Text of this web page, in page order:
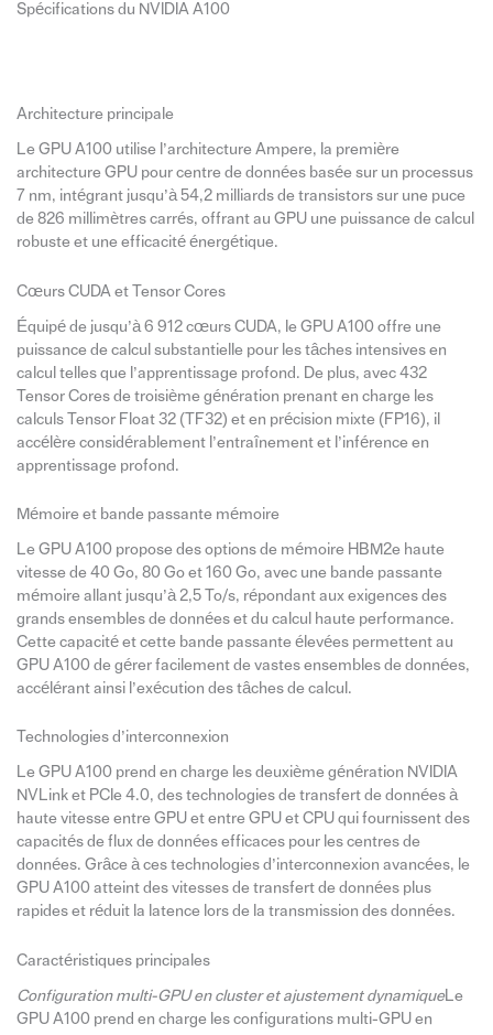
Spécifications du NVIDIA A100
Architecture principale
Le GPU A100 utilise l’architecture Ampere, la première
architecture GPU pour centre de données basée sur un processus
7 nm, intégrant jusqu’à 54,2 milliards de transistors sur une puce
de 826 millimètres carrés, offrant au GPU une puissance de calcul
robuste et une efficacité énergétique.
Cœurs CUDA et Tensor Cores
Équipé de jusqu’à 6 912 cœurs CUDA, le GPU A100 offre une
puissance de calcul substantielle pour les tâches intensives en
calcul telles que l’apprentissage profond. De plus, avec 432
Tensor Cores de troisième génération prenant en charge les
calculs Tensor Float 32 (TF32) et en précision mixte (FP16), il
accélère considérablement l’entraînement et l’inférence en
apprentissage profond.
Mémoire et bande passante mémoire
Le GPU A100 propose des options de mémoire HBM2e haute
vitesse de 40 Go, 80 Go et 160 Go, avec une bande passante
mémoire allant jusqu’à 2,5 To/s, répondant aux exigences des
grands ensembles de données et du calcul haute performance.
Cette capacité et cette bande passante élevées permettent au
GPU A100 de gérer facilement de vastes ensembles de données,
accélérant ainsi l’exécution des tâches de calcul.
Technologies d’interconnexion
Le GPU A100 prend en charge les deuxième génération NVIDIA
NVLink et PCIe 4.0, des technologies de transfert de données à
haute vitesse entre GPU et entre GPU et CPU qui fournissent des
capacités de flux de données efficaces pour les centres de
données. Grâce à ces technologies d’interconnexion avancées, le
GPU A100 atteint des vitesses de transfert de données plus
rapides et réduit la latence lors de la transmission des données.
Caractéristiques principales
Configuration multi-GPU en cluster et ajustement dynamiqueLe
GPU A100 prend en charge les configurations multi-GPU en